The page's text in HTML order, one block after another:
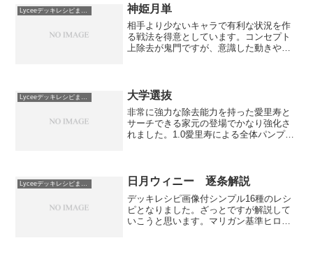
Lyceeデッキレシピまとめ 神姫月単
相手より少ないキャラで有利な状況を作
る戦法を得意としています。コンセプト
上除去が鬼門ですが、意識した動きや対
戦 2018-12-1...
大学選抜
非常に強力な除去能力を持った愛里寿と
サーチできる家元の登場でかなり強化さ
れました。1.0愛里寿による全体パンプで
デッキについての詳...
日月ウィニー 逐条解説
デッキレシピ画像付シンプル16種のレシ
ピとなりました。ざっとですが解説して
いこうと思います。マリガン基準ヒロイ